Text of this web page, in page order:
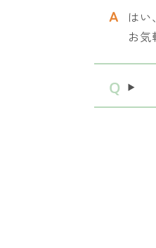
は
お気